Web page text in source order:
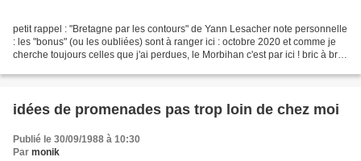
petit rappel : "Bretagne par les contours" de Yann Lesacher note personnelle
: les "bonus" (ou les oubliées) sont à ranger ici : octobre 2020 et comme je
cherche toujours celles que j'ai perdues, le Morbihan c'est par ici ! bric à brac
idées de promenades pas trop loin de chez moi
Publié le 30/09/1988 à 10:30
Par monik